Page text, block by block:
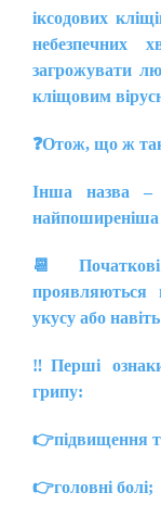
іксодових
небезпечних
загрожувати
кліщовим
❓Отож, що ж
Інша назва –
найпоширеніша
📆
проявляються
укусу
‼️Перші
грипу:
👉підвищення
👉головні болі;